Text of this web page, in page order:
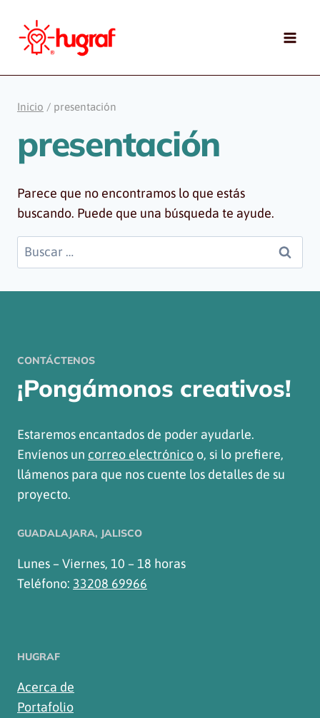
contenido
Inicio / presentación
presentación
Parece que no encontramos lo que estás
buscando. Puede que una búsqueda te ayude.
Buscar:
CONTÁCTENOS
¡Pongámonos creativos!
Estaremos encantados de poder ayudarle.
Envíenos un correo electrónico o, si lo prefiere,
llámenos para que nos cuente los detalles de su
proyecto.
GUADALAJARA, JALISCO
Lunes – Viernes, 10 – 18 horas
Teléfono: 33208 69966
HUGRAF
Acerca de
Portafolio